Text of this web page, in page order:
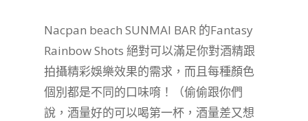
Nacpan beach SUNMAI BAR 的Fantasy
Rainbow Shots 絕對可以滿足你對酒精跟
拍攝精彩娛樂效果的需求，而且每種顏色
個別都是不同的口味唷！（偷偷跟你們
說，酒量好的可以喝第一杯，酒量差又想